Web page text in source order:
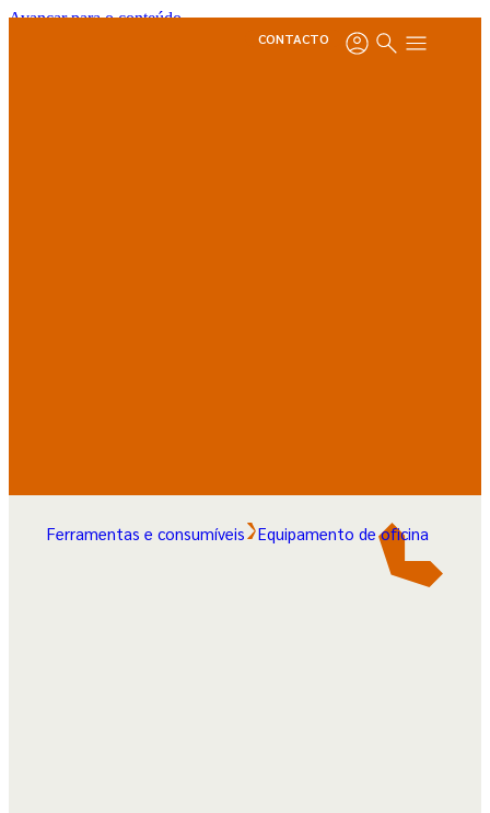
Avançar para o conteúdo
CONTACTO
Ferramentas e consumíveis Equipamento de oficina